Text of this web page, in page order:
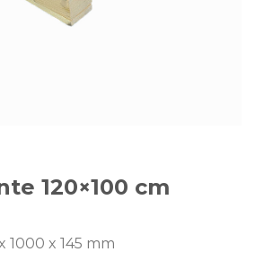
120×100 cm
1000 x 145 mm